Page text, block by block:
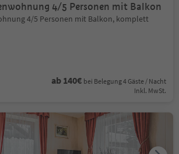
4/5 Personen mit Balkon
4/5 Personen mit Balkon, komplett
ab 140€ bei Belegung 4 Gäste / Nacht
Inkl. MwSt.